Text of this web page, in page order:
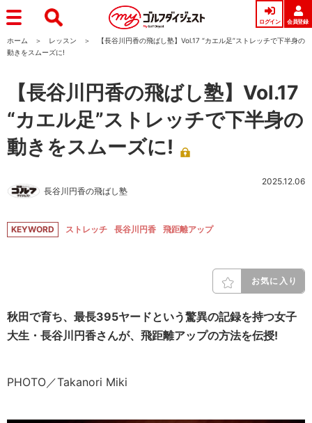
ログイン 会員登録
ホーム レッスン
【長谷川円香の飛ばし塾】Vol.17 “カエル足”ストレッチで下半身の
動きをスムーズに!
【長谷川円香の飛ばし塾】Vol.17
“カエル足”ストレッチで下半身の
動きをスムーズに!
長谷川円香の飛ばし塾
2025.12.06
KEYWORD ストレッチ 長谷川円香 飛距離アップ
お気に入り
秋田で育ち、最長395ヤードという驚異の記録を持つ女子
大生・長谷川円香さんが、飛距離アップの方法を伝授!
PHOTO／Takanori Miki